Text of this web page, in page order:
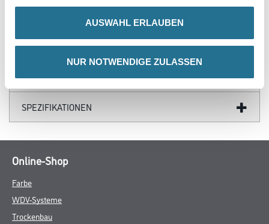
AUSWAHL ERLAUBEN
NUR NOTWENDIGE ZULASSEN
GEFAHRENHINWEISE
DATENBLÄTTER
SPEZIFIKATIONEN
Online-Shop
Farbe
WDV-Systeme
Trockenbau